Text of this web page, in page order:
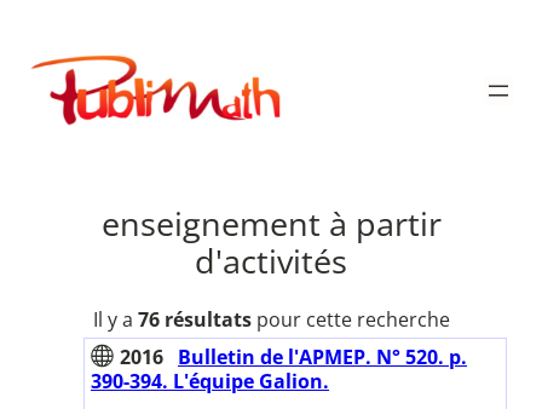
contenu
Publimath
enseignement à partir
d'activités
Il y a 76 résultatspour cette recherche
2016 Bulletin de l'APMEP. N° 520. p.
390-394. L'équipe Galion.